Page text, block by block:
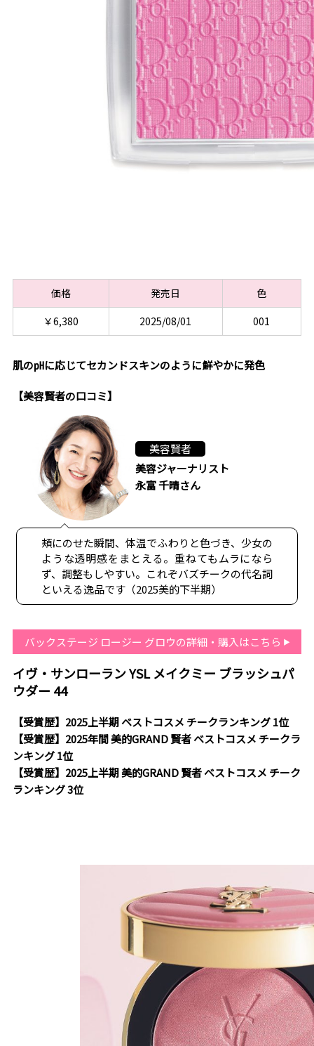
価格 発売日
色
￥6,380
2025/08/01 001
肌の㏗に応じてセカンドスキンのように鮮やかに発色
【美容賢者の口コミ】
美容賢者
美容ジャーナリスト
永富 千晴さん
頰にのせた瞬間、体温でふわりと色づき、少女の
ような透明感をまとえる。重ねてもムラになら
ず、調整もしやすい。これぞバズチークの代名詞
といえる逸品です（2025美的下半期）
バックステージ ロージー グロウの詳細・購入はこちら
イヴ・サンローラン YSL メイクミー ブラッシュパ
ウダー 44
【受賞歴】2025上半期 ベストコスメ チークランキング 1位
【受賞歴】2025年間 美的GRAND 賢者 ベストコスメ チークラ
ンキング 1位
【受賞歴】2025上半期 美的GRAND 賢者 ベストコスメ チーク
ランキング 3位